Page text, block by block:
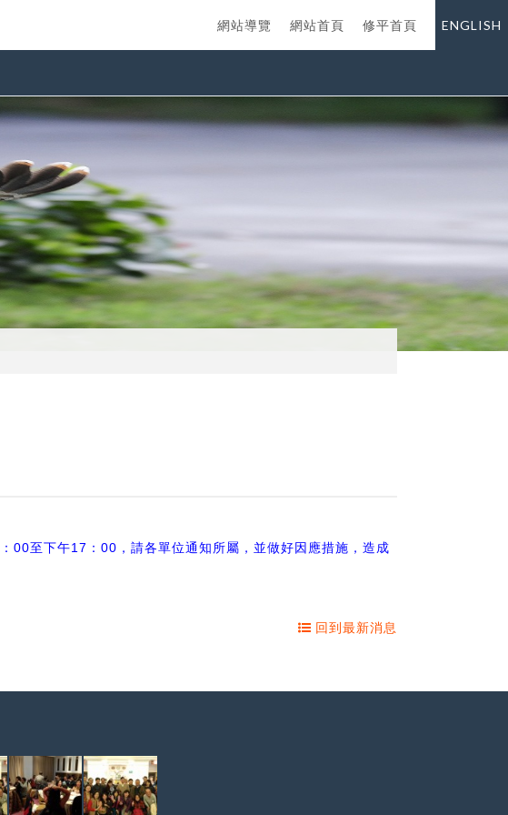
網站導覽 網站首頁 修平首頁 ENGLISH
： 00至下午17 ： 00 ，請各單位通知所屬，並做好因應措施，造成
回到最新消息